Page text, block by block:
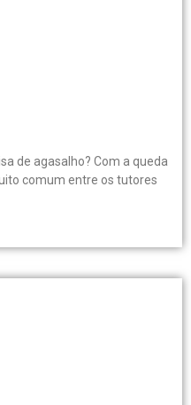
de agasalho? Com a queda
comum entre os tutores